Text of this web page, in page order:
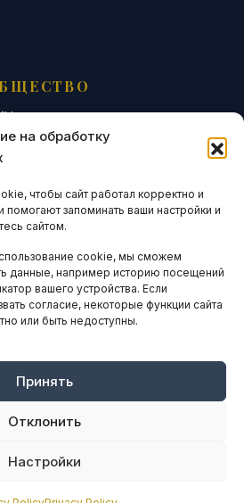
на обработку
чтобы сайт работал корректно и
запоминать ваши настройки и
сайтом.
cookie, мы сможем
данные, например историю посещений
вашего устройства. Если
согласие, некоторые функции сайта
или быть недоступны.
Принять
Отклонить
Настройки